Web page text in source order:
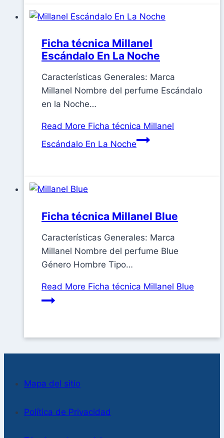
Ficha técnica Millanel
Escándalo En La Noche
Características Generales: Marca
Millanel Nombre del perfume Escándalo
en la Noche…
Read More Ficha técnica Millanel
Escándalo En La Noche
Ficha técnica Millanel Blue
Características Generales: Marca
Millanel Nombre del perfume Blue
Género Hombre Tipo…
Read More Ficha técnica Millanel Blue
Mapa del sitio
Política de Privacidad